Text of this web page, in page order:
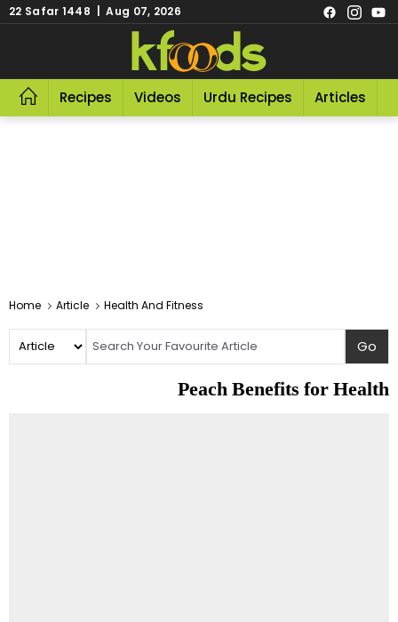
22 Safar 1448 | Aug 07, 2026
Recipes Videos Urdu Recipes Articles
Home Article Health And Fitness
Peach Benefits for Health